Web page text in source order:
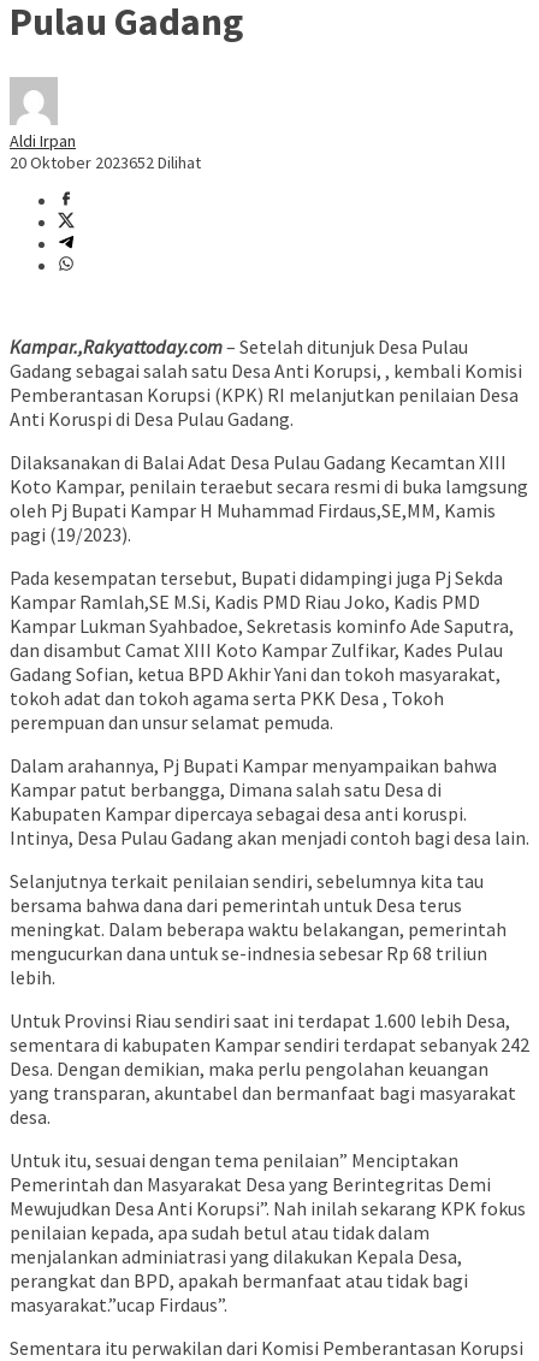
Pulau Gadang
Aldi Irpan
20 Oktober 2023652 Dilihat
Kampar.,Rakyattoday.com– Setelah ditunjuk Desa Pulau
Gadang sebagai salah satu Desa Anti Korupsi, , kembali Komisi
Pemberantasan Korupsi (KPK) RI melanjutkan penilaian Desa
Anti Koruspi di Desa Pulau Gadang.
Dilaksanakan di Balai Adat Desa Pulau Gadang Kecamtan XIII
Koto Kampar, penilain teraebut secara resmi di buka lamgsung
oleh Pj Bupati Kampar H Muhammad Firdaus,SE,MM, Kamis
pagi (19/2023).
Pada kesempatan tersebut, Bupati didampingi juga Pj Sekda
Kampar Ramlah,SE M.Si, Kadis PMD Riau Joko, Kadis PMD
Kampar Lukman Syahbadoe, Sekretasis kominfo Ade Saputra,
dan disambut Camat XIII Koto Kampar Zulfikar, Kades Pulau
Gadang Sofian, ketua BPD Akhir Yani dan tokoh masyarakat,
tokoh adat dan tokoh agama serta PKK Desa , Tokoh
perempuan dan unsur selamat pemuda.
Dalam arahannya, Pj Bupati Kampar menyampaikan bahwa
Kampar patut berbangga, Dimana salah satu Desa di
Kabupaten Kampar dipercaya sebagai desa anti koruspi.
Intinya, Desa Pulau Gadang akan menjadi contoh bagi desa lain.
Selanjutnya terkait penilaian sendiri, sebelumnya kita tau
bersama bahwa dana dari pemerintah untuk Desa terus
meningkat. Dalam beberapa waktu belakangan, pemerintah
mengucurkan dana untuk se-indnesia sebesar Rp 68 triliun
lebih.
Untuk Provinsi Riau sendiri saat ini terdapat 1.600 lebih Desa,
sementara di kabupaten Kampar sendiri terdapat sebanyak 242
Desa. Dengan demikian, maka perlu pengolahan keuangan
yang transparan, akuntabel dan bermanfaat bagi masyarakat
desa.
Untuk itu, sesuai dengan tema penilaian” Menciptakan
Pemerintah dan Masyarakat Desa yang Berintegritas Demi
Mewujudkan Desa Anti Korupsi”. Nah inilah sekarang KPK fokus
penilaian kepada, apa sudah betul atau tidak dalam
menjalankan adminiatrasi yang dilakukan Kepala Desa,
perangkat dan BPD, apakah bermanfaat atau tidak bagi
masyarakat.”ucap Firdaus”.
Sementara itu perwakilan dari Komisi Pemberantasan Korupsi